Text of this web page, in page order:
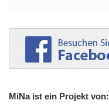
MiNa ist ein Projekt von: